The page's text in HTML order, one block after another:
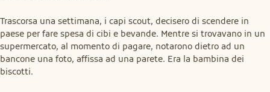
Trascorsa una settimana, i capi scout, decisero di scendere in
paese per fare spesa di cibi e bevande. Mentre si trovavano in un
supermercato, al momento di pagare, notarono dietro ad un
bancone una foto, affissa ad una parete. Era la bambina dei
biscotti.